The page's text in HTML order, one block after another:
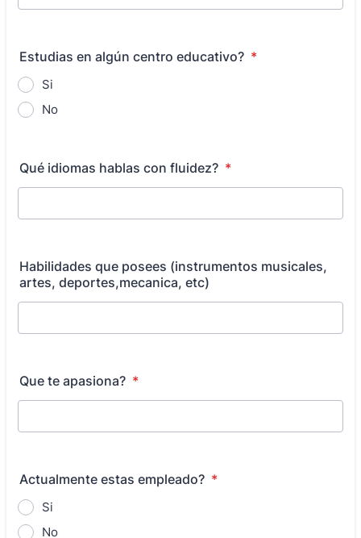
Estudias en algún centro educativo? *
Si
No
Qué idiomas hablas con fluidez? *
Habilidades que posees (instrumentos musicales,
artes, deportes,mecanica, etc)
Que te apasiona? *
Actualmente estas empleado? *
Si
No